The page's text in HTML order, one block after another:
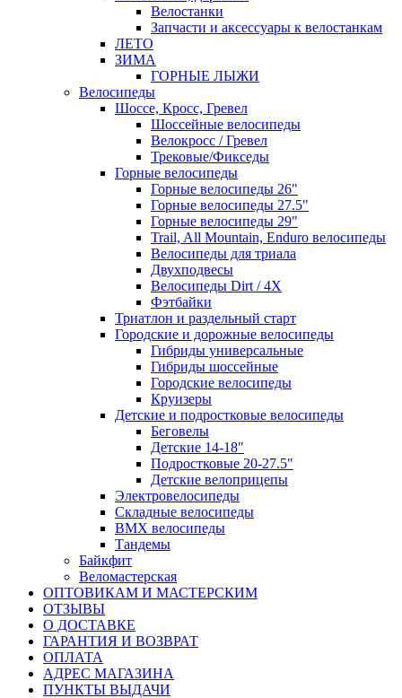
Велостанки
Запчасти и аксессуары к велостанкам
ЛЕТО
ЗИМА
ГОРНЫЕ ЛЫЖИ
Велосипеды
Шоссе, Кросс, Гревел
Шоссейные велосипеды
Велокросс / Гревел
Трековые/Фикседы
Горные велосипеды
Горные велосипеды 26"
Горные велосипеды 27.5"
Горные велосипеды 29"
Trail, All Mountain, Enduro велосипеды
Велосипеды для триала
Двухподвесы
Велосипеды Dirt / 4X
Фэтбайки
Триатлон и раздельный старт
Городские и дорожные велосипеды
Гибриды универсальные
Гибриды шоссейные
Городские велосипеды
Круизеры
Детские и подростковые велосипеды
Беговелы
Детские 14-18"
Подростковые 20-27.5"
Детские велоприцепы
Электровелосипеды
Складные велосипеды
BMX велосипеды
Тандемы
Байкфит
Веломастерская
ОПТОВИКАМ И МАСТЕРСКИМ
ОТЗЫВЫ
О ДОСТАВКЕ
ГАРАНТИЯ И ВОЗВРАТ
ОПЛАТА
АДРЕС МАГАЗИНА
ПУНКТЫ ВЫДАЧИ